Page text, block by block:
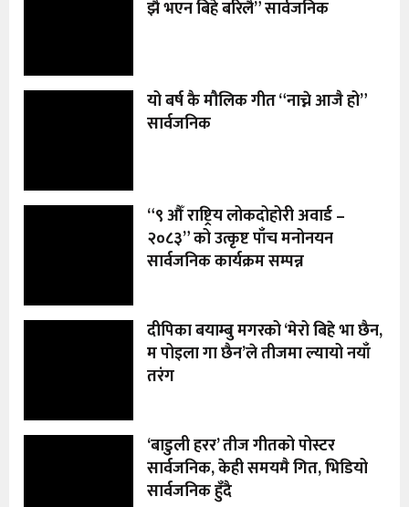
झै भएन बिहे बरिलै” सार्वजनिक
यो बर्ष कै मौलिक गीत “नाच्ने आजै हो”
सार्वजनिक
“९ औँ राष्ट्रिय लोकदोहोरी अवार्ड –
२०८३” को उत्कृष्ट पाँच मनोनयन
सार्वजनिक कार्यक्रम सम्पन्न
दीपिका बयाम्बु मगरको ‘मेरो बिहे भा छैन,
म पोइला गा छैन’ले तीजमा ल्यायो नयाँ
तरंग
‘बाडुली हरर’ तीज गीतको पोस्टर
सार्वजनिक, केही समयमै गित, भिडियो
सार्वजनिक हुँदै